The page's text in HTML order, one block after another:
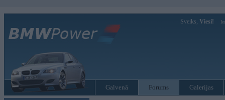
Sveiks, Viesi!
Galvenā Forums Galerijas